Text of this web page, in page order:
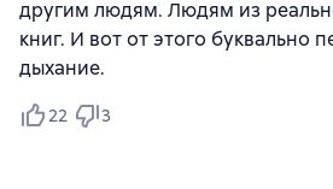
другим людям. Людям из
книг. И вот от этого буквально
дыхание.
22 3